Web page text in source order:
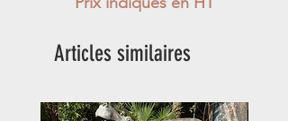
Articles similaires